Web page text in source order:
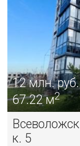
12млн. руб.
67.22 м2
к. 5